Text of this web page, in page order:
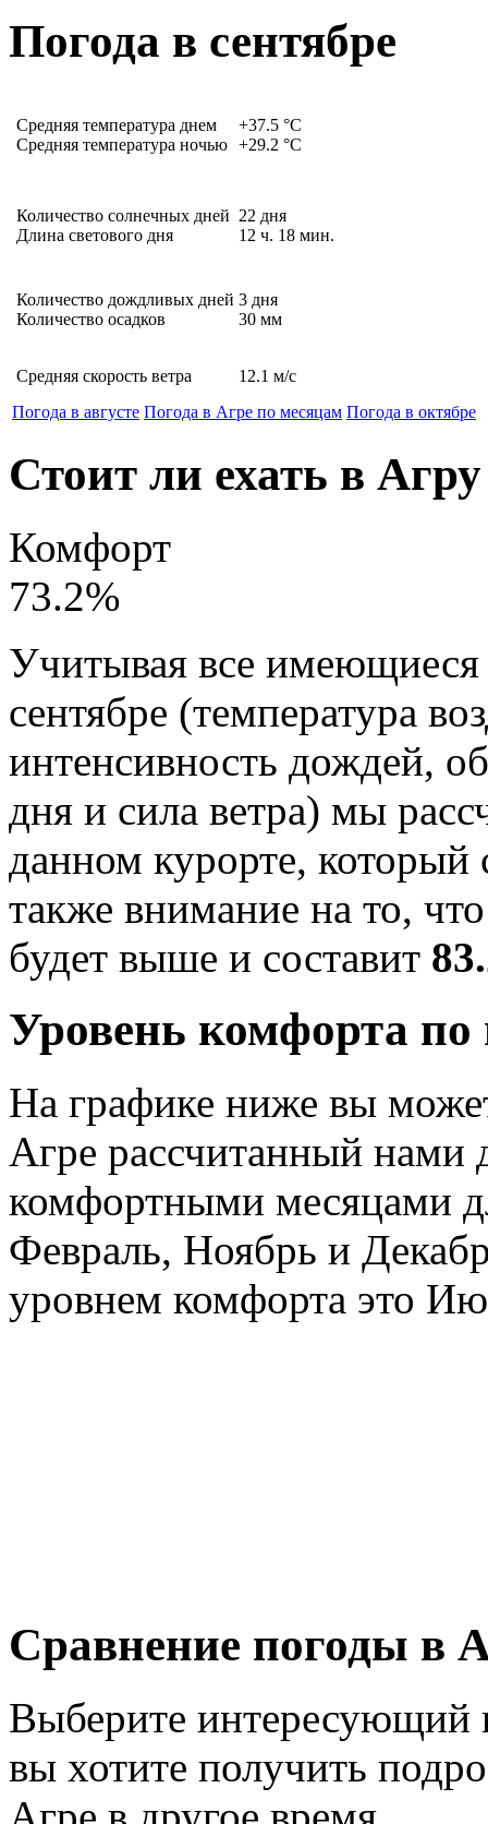
Погода в сентябре
Средняя температура днем
Средняя температура ночью
+37.5 °C
+29.2 °C
Количество солнечных дней
Длина светового дня
22 дня
12 ч. 18 мин.
Количество дождливых дней
Количество осадков
3 дня
30 мм
Средняя скорость ветра 12.1 м/с
Погода в августе Погода в Агре по месяцам Погода в октябре
Стоит ли ехать в
Комфорт
73.2%
Учитывая все
сентябре (температура
интенсивность дождей,
дня и сила ветра) мы
данном курорте, который
также внимание на то,
будет выше и составит
Уровень комфорта по
На графике ниже вы
Агре рассчитанный
комфортными месяцами
Февраль, Ноябрь и
уровнем комфорта это
Сравнение погоды в
Выберите интересующий
вы хотите получить